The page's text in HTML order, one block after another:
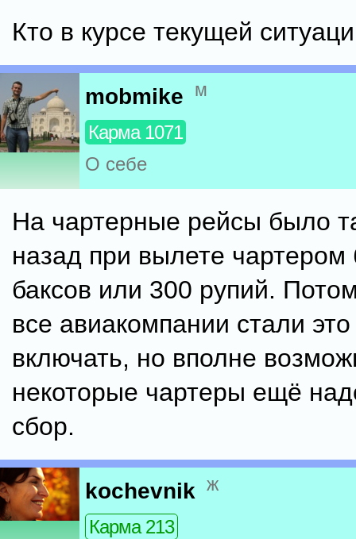
Кто в курсе текущей
mobmike м
Карма 1071
О себе
На чартерные рейсы было
назад при вылете чартером
баксов или 300 рупий.
все авиакомпании стали
включать, но вполне
некоторые чартеры ещё
сбор.
kochevnik ж
Карма 213